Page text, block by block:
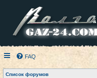
FAQ
Список форумов